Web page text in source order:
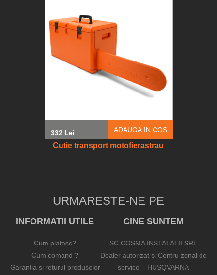
332 Lei ADAUGA IN COS
Cutie transport motofierastrau
URMARESTE-NE PE
INFORMATII UTILE
Cum platesc?
Cum comand ?
Garantia si returul produselor
CINE SUNTEM
SC COSMA INSTALATII SRL
Dealer autorizat si Centru zonal de
service – HUSQVARNA